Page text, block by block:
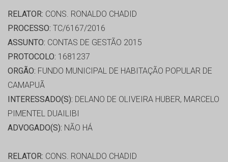
RELATOR: CONS. RONALDO CHADID
PROCESSO: TC/6167/2016
ASSUNTO: CONTAS DE GESTÃO 2015
PROTOCOLO: 1681237
ORGÃO: FUNDO MUNICIPAL DE HABITAÇÃO POPULAR DE
CAMAPUÃ
INTERESSADO(S): DELANO DE OLIVEIRA HUBER, MARCELO
PIMENTEL DUAILIBI
ADVOGADO(S): NÃO HÁ
RELATOR: CONS. RONALDO CHADID